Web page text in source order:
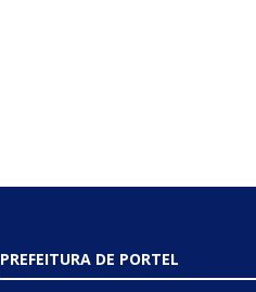
PREFEITURA DE PORTEL